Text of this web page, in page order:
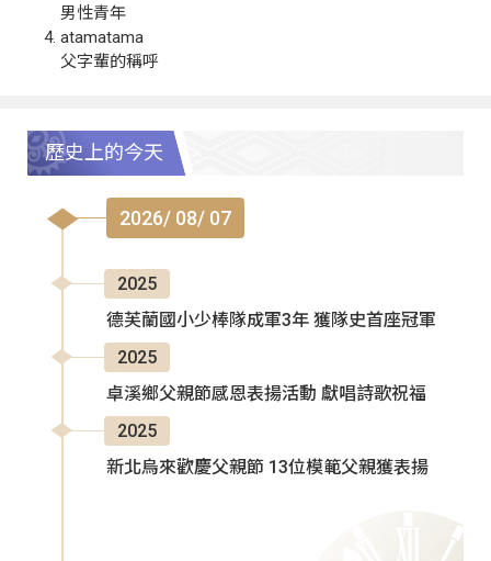
男性青年
atamatama
父字輩的稱呼
歷史上的今天
2026/ 08/ 07
2025
德芙蘭國小少棒隊成軍3年 獲隊史首座冠軍
2025
卓溪鄉父親節感恩表揚活動 獻唱詩歌祝福
2025
新北烏來歡慶父親節 13位模範父親獲表揚